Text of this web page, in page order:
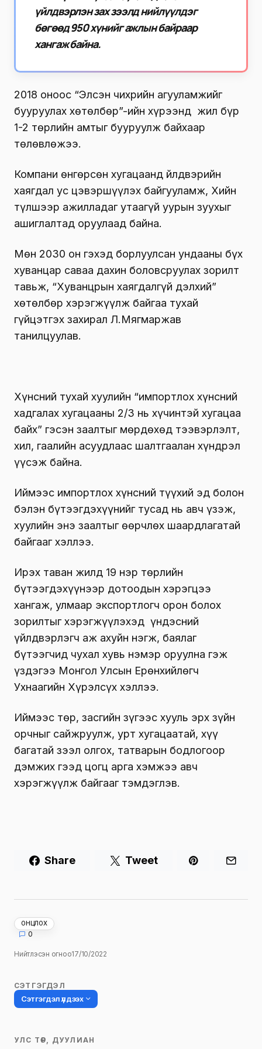
үйлдвэрлэн зах зээлд нийлүүлдэг
бөгөөд 950 хүнийг ажлын байраар
хангаж байна.
2018 оноос “Элсэн чихрийн агууламжийг
бууруулах хөтөлбөр”-ийн хүрээнд жил бүр
1-2 төрлийн амтыг бууруулж байхаар
төлөвлөжээ.
Компани өнгөрсөн хугацаанд Үйлдвэрийн
хаягдал ус цэвэршүүлэх байгууламж, Хийн
түлшээр ажилладаг утаагүй уурын зуухыг
ашиглалтад оруулаад байна.
Мөн 2030 он гэхэд борлуулсан ундааны бүх
хуванцар саваа дахин боловсруулах зорилт
тавьж, “Хуванцрын хаягдалгүй дэлхий”
хөтөлбөр хэрэгжүүлж байгаа тухай
гүйцэтгэх захирал Л.Мягмаржав
танилцуулав.
Хүнсний тухай хуулийн “импортлох хүнсний
хадгалах хугацааны 2/3 нь хүчинтэй хугацаа
байх” гэсэн заалтыг мөрдөхөд тээвэрлэлт,
хил, гаалийн асуудлаас шалтгаалан хүндрэл
үүсэж байна.
Иймээс импортлох хүнсний түүхий эд болон
бэлэн бүтээгдэхүүнийг тусад нь авч үзэж,
хуулийн энэ заалтыг өөрчлөх шаардлагатай
байгааг хэллээ.
Ирэх таван жилд 19 нэр төрлийн
бүтээгдэхүүнээр дотоодын хэрэгцээ
хангаж, улмаар экспортлогч орон болох
зорилтыг хэрэгжүүлэхэд үндэсний
үйлдвэрлэгч аж ахуйн нэгж, баялаг
бүтээгчид чухал хувь нэмэр оруулна гэж
үздэгээ Монгол Улсын Ерөнхийлөгч
Ухнаагийн Хүрэлсүх хэллээ.
Иймээс төр, засгийн зүгээс хууль эрх зүйн
орчныг сайжруулж, урт хугацаатай, хүү
багатай зээл олгох, татварын бодлогоор
дэмжих гээд цогц арга хэмжээ авч
хэрэгжүүлж байгааг тэмдэглэв.
Share Tweet
ОНЦЛОХ
0
Нийтлэсэн огноо17/10/2022
СЭТГЭГДЭЛ
Сэтгэгдэл үлдээх
УЛС ТӨР, ДУУЛИАН